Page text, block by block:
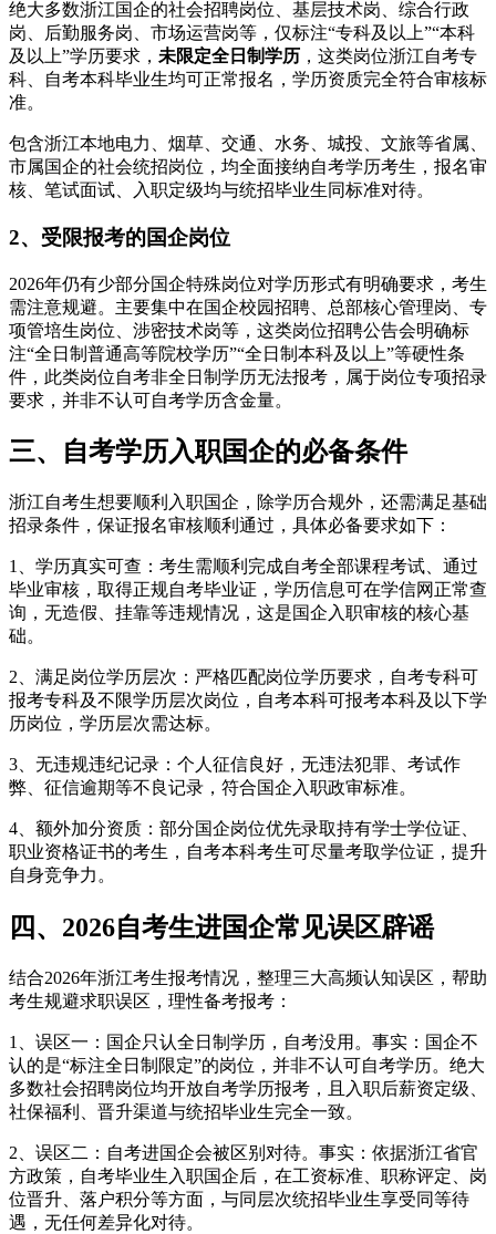
绝大多数浙江国企的社会招聘岗位、基层技术岗、综合行政
岗、后勤服务岗、市场运营岗等，仅标注“专科及以上”“本科
及以上”学历要求， 未限定全日制学历 ，这类岗位浙江自考专
科、自考本科毕业生均可正常报名，学历资质完全符合审核标
准。
包含浙江本地电力、烟草、交通、水务、城投、文旅等省属、
市属国企的社会统招岗位，均全面接纳自考学历考生，报名审
核、笔试面试、入职定级均与统招毕业生同标准对待。
2、受限报考的国企岗位
2026年仍有少部分国企特殊岗位对学历形式有明确要求，考生
需注意规避。主要集中在国企校园招聘、总部核心管理岗、专
项管培生岗位、涉密技术岗等，这类岗位招聘公告会明确标
注“全日制普通高等院校学历”“全日制本科及以上”等硬性条
件，此类岗位自考非全日制学历无法报考，属于岗位专项招录
要求，并非不认可自考学历含金量。
三、自考学历入职国企的必备条件
浙江自考生想要顺利入职国企，除学历合规外，还需满足基础
招录条件，保证报名审核顺利通过，具体必备要求如下：
1、学历真实可查：考生需顺利完成自考全部课程考试、通过
毕业审核，取得正规自考毕业证，学历信息可在学信网正常查
询，无造假、挂靠等违规情况，这是国企入职审核的核心基
础。
2、满足岗位学历层次：严格匹配岗位学历要求，自考专科可
报考专科及不限学历层次岗位，自考本科可报考本科及以下学
历岗位，学历层次需达标。
3、无违规违纪记录：个人征信良好，无违法犯罪、考试作
弊、征信逾期等不良记录，符合国企入职政审标准。
4、额外加分资质：部分国企岗位优先录取持有学士学位证、
职业资格证书的考生，自考本科考生可尽量考取学位证，提升
自身竞争力。
四、2026自考生进国企常见误区辟谣
结合2026年浙江考生报考情况，整理三大高频认知误区，帮助
考生规避求职误区，理性备考报考：
1、误区一：国企只认全日制学历，自考没用。事实：国企不
认的是“标注全日制限定”的岗位，并非不认可自考学历。绝大
多数社会招聘岗位均开放自考学历报考，且入职后薪资定级、
社保福利、晋升渠道与统招毕业生完全一致。
2、误区二：自考进国企会被区别对待。事实：依据浙江省官
方政策，自考毕业生入职国企后，在工资标准、职称评定、岗
位晋升、落户积分等方面，与同层次统招毕业生享受同等待
遇，无任何差异化对待。